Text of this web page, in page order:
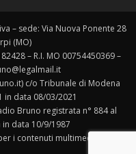
– sede: Via Nuova Ponente 28
(MO)
– R.I. MO 00754450369 –
c/o Tribunale di Modena
in data 08/03/2021
Bruno registrata n° 884 al
data 10/9/1987
i contenuti multimediali.